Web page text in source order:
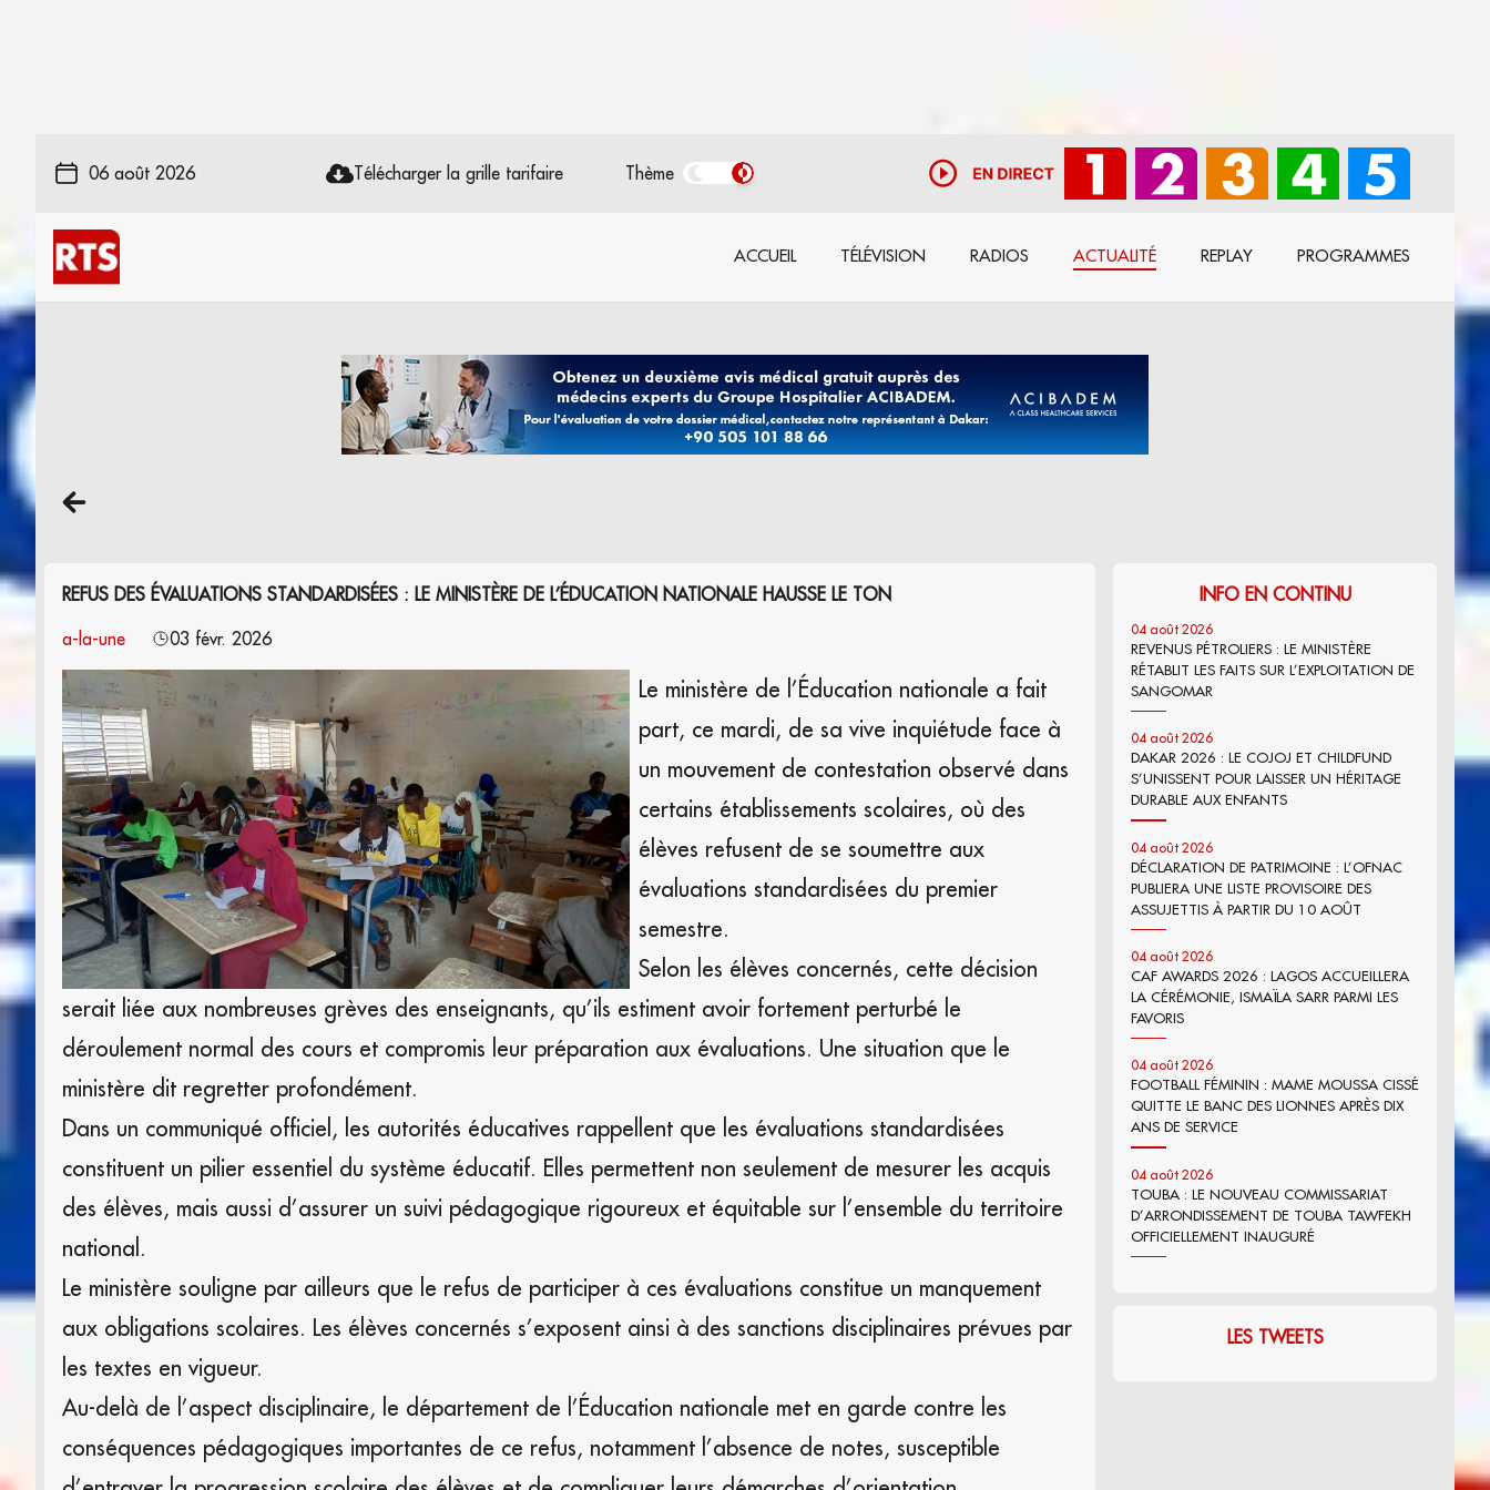
06 août 2026 Télécharger la grille tarifaire Thème
ACCUEIL TÉLÉVISION RADIOS ACTUALITÉ REPLAY PROGRAMMES
REFUS DES ÉVALUATIONS STANDARDISÉES : LE MINISTÈRE DE L’ÉDUCATION NATIONALE HAUSSE LE TON
a-la-une
03 févr. 2026
Le ministère de l’Éducation nationale a fait
part, ce mardi, de sa vive inquiétude face à
un mouvement de contestation observé dans
certains établissements scolaires, où des
élèves refusent de se soumettre aux
évaluations standardisées du premier
semestre.
Selon les élèves concernés, cette décision
serait liée aux nombreuses grèves des enseignants, qu’ils estiment avoir fortement perturbé le
déroulement normal des cours et compromis leur préparation aux évaluations. Une situation que le
ministère dit regretter profondément.
Dans un communiqué officiel, les autorités éducatives rappellent que les évaluations standardisées
constituent un pilier essentiel du système éducatif. Elles permettent non seulement de mesurer les acquis
des élèves, mais aussi d’assurer un suivi pédagogique rigoureux et équitable sur l’ensemble du territoire
national.
Le ministère souligne par ailleurs que le refus de participer à ces évaluations constitue un manquement
aux obligations scolaires. Les élèves concernés s’exposent ainsi à des sanctions disciplinaires prévues par
les textes en vigueur.
Au-delà de l’aspect disciplinaire, le département de l’Éducation nationale met en garde contre les
conséquences pédagogiques importantes de ce refus, notamment l’absence de notes, susceptible
INFO EN CONTINU
04 août 2026
REVENUS PÉTROLIERS : LE MINISTÈRE
RÉTABLIT LES FAITS SUR L’EXPLOITATION DE
SANGOMAR
04 août 2026
DAKAR 2026 : LE COJOJ ET CHILDFUND
S’UNISSENT POUR LAISSER UN HÉRITAGE
DURABLE AUX ENFANTS
04 août 2026
DÉCLARATION DE PATRIMOINE : L’OFNAC
PUBLIERA UNE LISTE PROVISOIRE DES
ASSUJETTIS À PARTIR DU 10 AOÛT
04 août 2026
CAF AWARDS 2026 : LAGOS ACCUEILLERA
LA CÉRÉMONIE, ISMAÏLA SARR PARMI LES
FAVORIS
04 août 2026
FOOTBALL FÉMININ : MAME MOUSSA CISSÉ
QUITTE LE BANC DES LIONNES APRÈS DIX
ANS DE SERVICE
04 août 2026
TOUBA : LE NOUVEAU COMMISSARIAT
D’ARRONDISSEMENT DE TOUBA TAWFEKH
OFFICIELLEMENT INAUGURÉ
LES TWEETS